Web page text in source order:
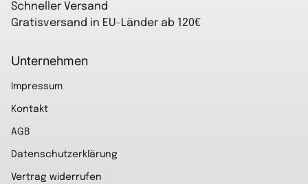
Schneller Versand
Gratisversand in EU-Länder ab 120€
Unternehmen
Impressum
Kontakt
AGB
Datenschutzerklärung
Vertrag widerrufen